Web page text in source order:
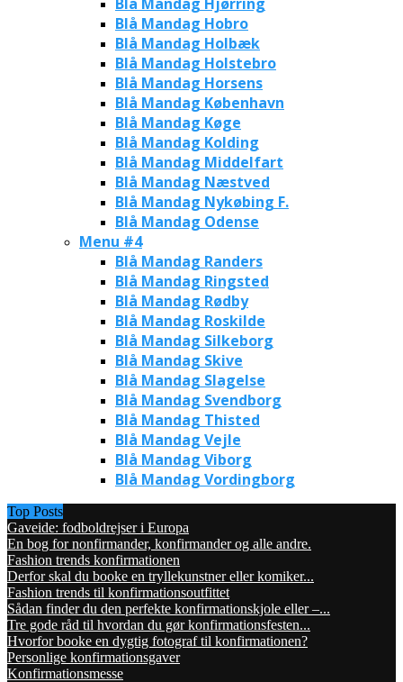
Blå Mandag Hobro
Blå Mandag Holbæk
Blå Mandag Holstebro
Blå Mandag Horsens
Blå Mandag København
Blå Mandag Køge
Blå Mandag Kolding
Blå Mandag Middelfart
Blå Mandag Næstved
Blå Mandag Nykøbing F.
Blå Mandag Odense
Menu #4
Blå Mandag Randers
Blå Mandag Ringsted
Blå Mandag Rødby
Blå Mandag Roskilde
Blå Mandag Silkeborg
Blå Mandag Skive
Blå Mandag Slagelse
Blå Mandag Svendborg
Blå Mandag Thisted
Blå Mandag Vejle
Blå Mandag Viborg
Blå Mandag Vordingborg
Top Posts
Gaveide: fodboldrejser i Europa
En bog for nonfirmander, konfirmander og alle andre.
Fashion trends konfirmationen
Derfor skal du booke en tryllekunstner eller komiker...
Fashion trends til konfirmationsoutfittet
Sådan finder du den perfekte konfirmationskjole eller –...
Tre gode råd til hvordan du gør konfirmationsfesten...
Hvorfor booke en dygtig fotograf til konfirmationen?
Personlige konfirmationsgaver
Konfirmationsmesse